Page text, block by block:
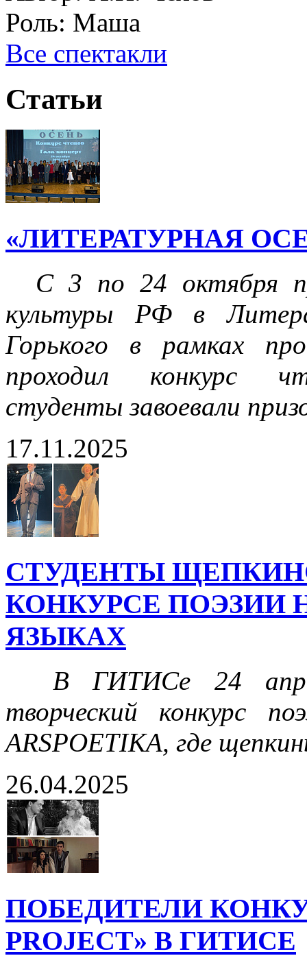
Роль: Маша
Все спектакли
Статьи
«ЛИТЕРАТУРНАЯ
С 3 по 24 октября
культуры РФ в
Горького в рамках
проходил конкурс
студенты завоевали
17.11.2025
СТУДЕНТЫ
КОНКУРСЕ ПОЭЗИИ
ЯЗЫКАХ
В ГИТИСе 24
творческий конкурс
ARSPOETIKA, где
26.04.2025
ПОБЕДИТЕЛИ
PROJECT» В ГИТИСЕ